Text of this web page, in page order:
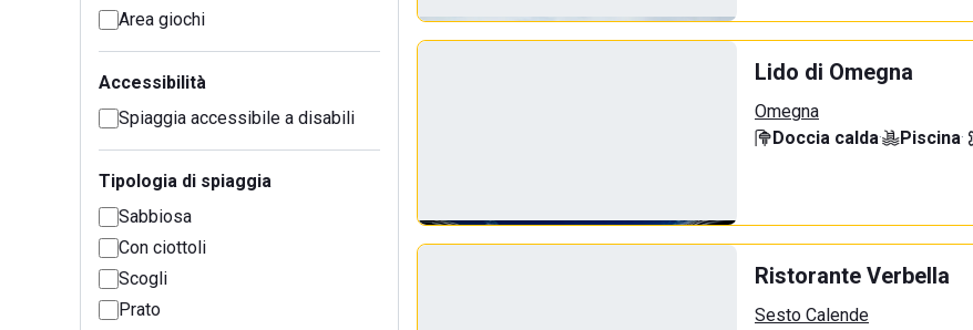
Area giochi
Accessibilità
Spiaggia accessibile a disabili
Tipologia di spiaggia
Sabbiosa
Con ciottoli
Scogli
Prato
Lido di Omegna
Omegna
Doccia calda· Piscina·
Ristorante Verbella
Sesto Calende